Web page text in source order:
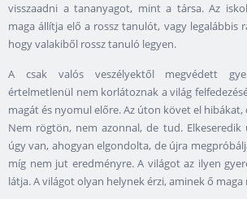
visszaadni a tananyagot, mint a társa. Az
maga állítja elő a rossz tanulót, vagy legalábbis
hogy valakiből rossz tanuló legyen.
A csak valós veszélyektől megvédett
értelmetlenül nem korlátoznak a világ
magát és nyomul előre. Az úton követ el
Nem rögtön, nem azonnal, de tud. Elkeseredik
úgy van, ahogyan elgondolta, de újra
míg nem jut eredményre. A világot az ilyen
látja. A világot olyan helynek érzi, aminek ő maga